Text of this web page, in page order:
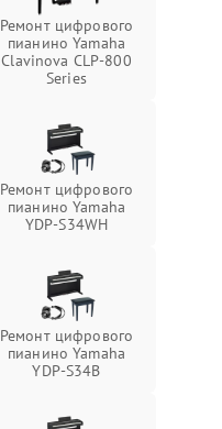
Ремонт цифрового
пианино Yamaha
Clavinova CLP-800
Series
Ремонт цифрового
пианино Yamaha
YDP-S34WH
Ремонт цифрового
пианино Yamaha
YDP-S34B